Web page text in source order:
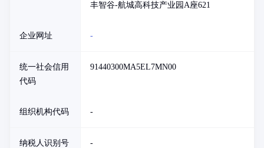
丰智谷-航城高科技产业园A座621
企业网址 -
统一社会信用
代码
91440300MA5EL7MN00
组织机构代码 -
纳税人识别号 -